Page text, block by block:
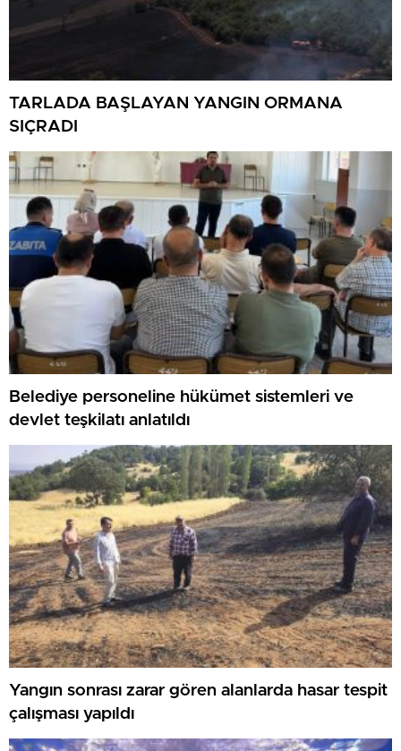
TARLADA BAŞLAYAN YANGIN ORMANA
SIÇRADI
Belediye personeline hükümet sistemleri ve
devlet teşkilatı anlatıldı
Yangın sonrası zarar gören alanlarda hasar tespit
çalışması yapıldı